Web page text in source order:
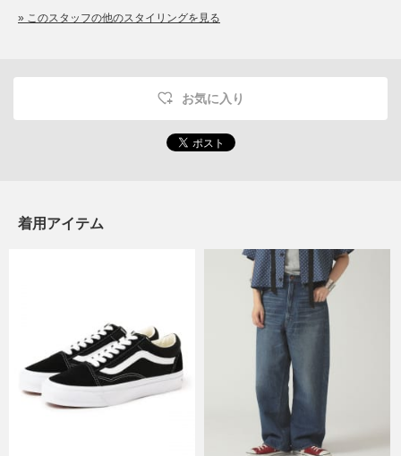
» このスタッフの他のスタイリングを見る
お気に入り
着用アイテム